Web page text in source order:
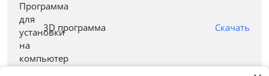
Предложения
3D программа Скачать